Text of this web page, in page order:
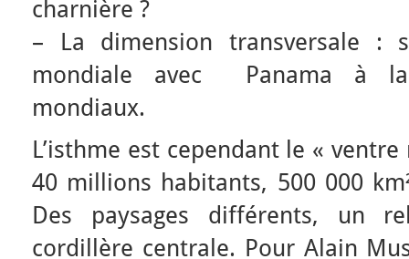
charnière ?
– La dimension transversale :
mondiale avec Panama à la
mondiaux.
L’isthme est cependant le «
40 millions habitants, 500 000
Des paysages différents, un
cordillère centrale. Pour Alain